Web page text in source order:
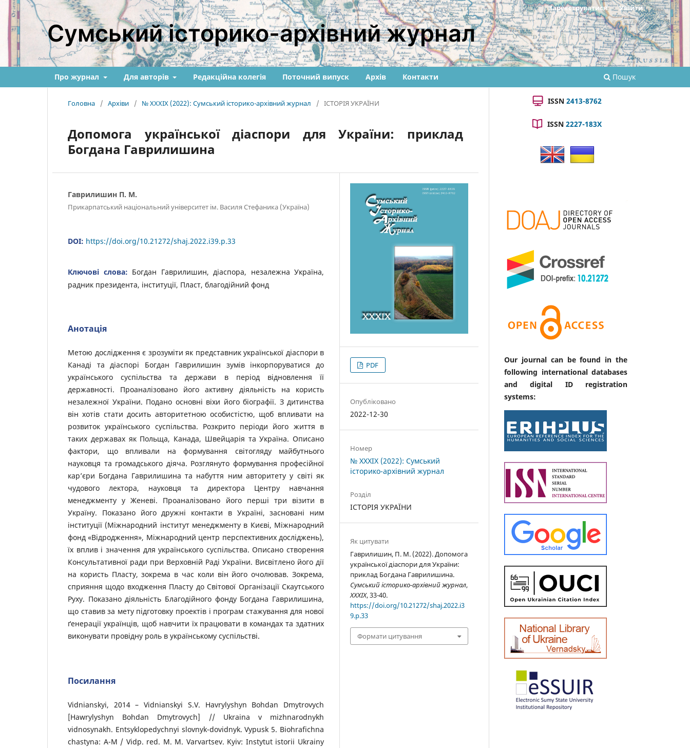
Сумський історико-архівний журнал
Про журнал Для авторів Редакційна колегія Поточний випуск Архів Контакти Пошук
Зареєструватися Увійти
Головна / Архіви / № XXXIX (2022): Сумський історико-архівний журнал / ІСТОРІЯ УКРАЇНИ
Допомога української діаспори для України: приклад
Богдана Гаврилишина
Гаврилишин П. М.
Прикарпатський національний університет ім. Василя Стефаника (Україна)
DOI: https://doi.org/10.21272/shaj.2022.i39.p.33
Ключові слова: Богдан Гаврилишин, діаспора, незалежна Україна,
радник президента, інституції, Пласт, благодійний фонд
Анотація
Метою дослідження є зрозуміти як представник української діаспори в
Канаді та діаспорі Богдан Гаврилишин зумів інкорпоруватися до
українського суспільства та держави в період відновлення її
державності. Проаналізовано його активну діяльність на користь
незалежної України. Подано основні віхи його біографії. З дитинства
він хотів стати досить авторитетною особистістю, щоб впливати на
розвиток українського суспільства. Розкрито періоди його життя в
таких державах як Польща, Канада, Швейцарія та Україна. Описано
фактори, що впливали на формування світогляду майбутнього
науковця та громадського діяча. Розглянуто формування професійної
кар’єри Богдана Гаврилишина та набуття ним авторитету у світі як
чудового лектора, науковця та директора Центру навчання
менеджменту у Женеві. Проаналізовано його перші три візити в
Україну. Показано його дружні контакти в Україні, засновані ним
інституції (Міжнародний інститут менеджменту в Києві, Міжнародний
фонд «Відродження», Міжнародний центр перспективних досліджень),
їх вплив і значення для українського суспільства. Описано створення
Консультативної ради при Верховній Раді України. Висвітлено його дії
на користь Пласту, зокрема в час коли він його очолював. Зокрема,
сприяння щодо входження Пласту до Світової Організації Скаутського
Руху. Показано діяльність Благодійного фонду Богдана Гаврилишина,
що ставив за мету підготовку проектів і програм стажування для нової
ґенерації українців, щоб навчити їх працювати в командах та здатних
виконувати провідну роль в українському суспільстві.
Посилання
Vidnianskyi, 2014 – Vidnianskyi S.V. Havrylyshyn Bohdan Dmytrovych
[Hawrylyshyn Bohdan Dmytrovych] // Ukraina v mizhnarodnykh
vidnosynakh. Entsyklopedychnyi slovnyk-dovidnyk. Vypusk 5. Biohrafichna
chastyna: A-M / Vidp. red. M. M. Varvartsev. Kyiv: Instytut istorii Ukrainy
PDF
Опубліковано
2022-12-30
Номер
№ XXXIX (2022): Сумський
історико-архівний журнал
Розділ
ІСТОРІЯ УКРАЇНИ
Як цитувати
Гаврилишин, П. М. (2022). Допомога
української діаспори для України:
приклад Богдана Гаврилишина.
Сумський історико-архівний журнал,
XXXIX, 33-40.
https://doi.org/10.21272/shaj.2022.i3
9.p.33
Формати цитування
ISSN 2413-8762
ISSN 2227-183X
Our journal can be found in the
following international databases
and digital ID registration
systems: